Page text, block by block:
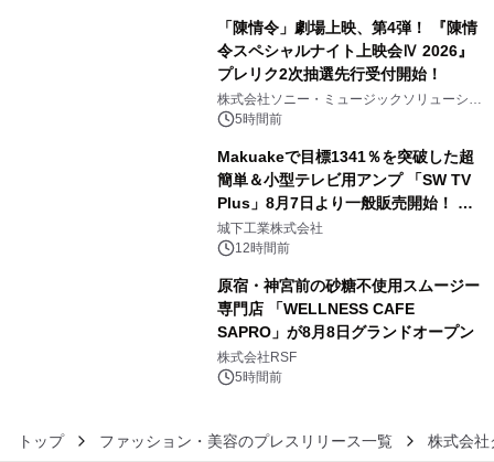
「陳情令」劇場上映、第4弾！ 『陳情
令スペシャルナイト上映会Ⅳ 2026』
プレリク2次抽選先行受付開始！
株式会社ソニー・ミュージックソリューショ
ンズ5時間前
Makuakeで目標1341％を突破した超
簡単＆小型テレビ用アンプ 「SW TV
Plus」8月7日より一般販売開始！ ケ
ーブル1本つなぐだけ、テレビの音が
ぐっと豊かに
城下工業株式会社
12時間前
原宿・神宮前の砂糖不使用スムージー
専門店 「WELLNESS CAFE
SAPRO」が8月8日グランドオープン
株式会社RSF
5時間前
トップ ファッション・美容のプレスリリース一覧 株式会社